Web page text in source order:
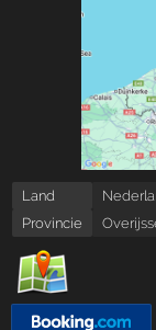
Land
Provincie